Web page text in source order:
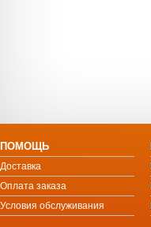
ПОМОЩЬ
Доставка
Оплата заказа
Условия обслуживания